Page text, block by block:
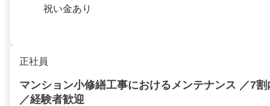
祝い金あり
正社員
マンション小修繕工事におけるメンテナンス ／7
／経験者歓迎